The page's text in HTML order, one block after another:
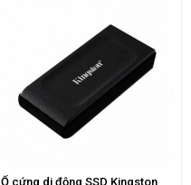
Ổ cứng di động SSD Kingston